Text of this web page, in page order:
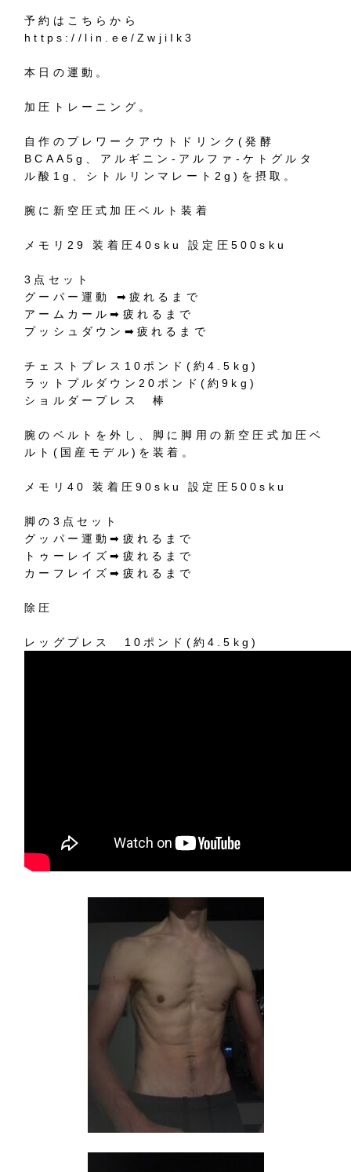
予約はこちらから
https://lin.ee/ZwjiIk3
本日の運動。
加圧トレーニング。
自作のプレワークアウトドリンク(発酵
BCAA5g、アルギニン-アルファ-ケトグルタ
ル酸1g、シトルリンマレート2g)を摂取。
腕に新空圧式加圧ベルト装着
メモリ29 装着圧40sku 設定圧500sku
3点セット
グーパー運動 ➡︎疲れるまで
アームカール➡︎疲れるまで
プッシュダウン➡︎疲れるまで
チェストプレス10ポンド(約4.5kg)
ラットプルダウン20ポンド(約9kg)
ショルダープレス 棒
腕のベルトを外し、脚に脚用の新空圧式加圧ベ
ルト(国産モデル)を装着。
メモリ40 装着圧90sku 設定圧500sku
脚の3点セット
グッパー運動➡︎疲れるまで
トゥーレイズ➡︎疲れるまで
カーフレイズ➡︎疲れるまで
除圧
レッグプレス 10ポンド(約4.5kg)